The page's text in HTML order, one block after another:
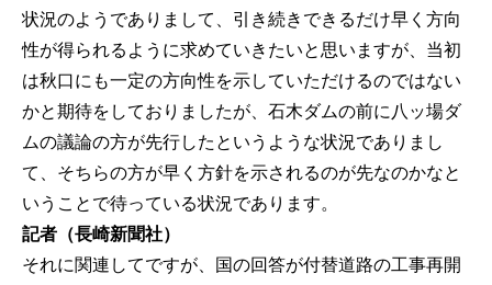
状況のようでありまして、引き続きできるだけ早く方向
性が得られるように求めていきたいと思いますが、当初
は秋口にも一定の方向性を示していただけるのではない
かと期待をしておりましたが、石木ダムの前に八ッ場ダ
ムの議論の方が先行したというような状況でありまし
て、そちらの方が早く方針を示されるのが先なのかなと
いうことで待っている状況であります。
記者（長崎新聞社）
それに関連してですが、国の回答が付替道路の工事再開